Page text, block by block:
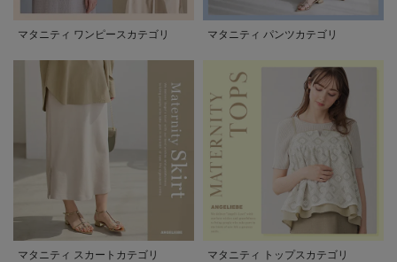
マタニティ ワンピースカテゴリ マタニティ パンツカテゴリ
マタニティ スカートカテゴリ マタニティ トップスカテゴリ